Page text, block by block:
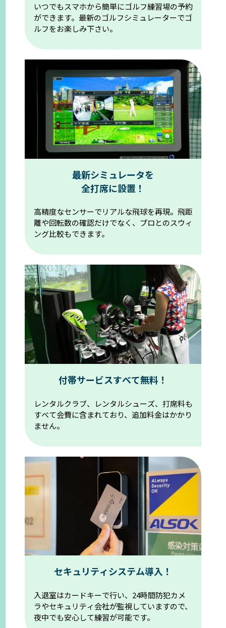
いつでもスマホから簡単にゴルフ練習場の予約
ができます。 最新のゴルフシミュレーターでゴ
ルフをお楽しみ下さい。
最新シミュレータを
全打席に設置！
高精度なセンサーでリアルな飛球を再現。 飛距
離や回転数の確認だけでなく、プロとのスウィ
ング比較もできます。
付帯サービスすべて無料！
レンタルクラブ、レンタルシューズ、打席料も
すべて会費に含まれており、追加料金はかかり
ません。
セキュリティシステム導入！
入退室はカードキーで行い、24時間防犯カメ
ラやセキュリティ会社が監視していますので、
夜中でも安心して練習が可能です。